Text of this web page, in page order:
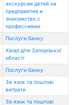
экскурсии детей на
предприятия и
знакомство с
профессиями
Послуги банку
Хворі діти Запорізької
області
Послуги банку
Зв язок та поштові
витрати
Зв язок та поштові